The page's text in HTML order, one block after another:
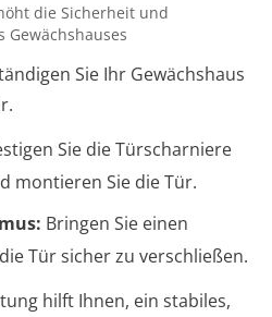
die Sicherheit und
Sie Ihr Gewächshaus
Sie die Türscharniere
montieren Sie die Tür.
Bringen Sie einen
Tür sicher zu verschließen.
hilft Ihnen, ein stabiles,